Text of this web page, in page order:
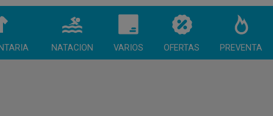
NATACION VARIOS OFERTAS PREVENTA